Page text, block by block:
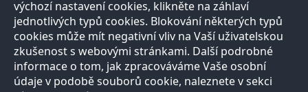
výchozí nastavení cookies, klikněte na záhlaví
jednotlivých typů cookies. Blokování některých typů
cookies může mít negativní vliv na Vaší uživatelskou
zkušenost s webovými stránkami. Další podrobné
informace o tom, jak zpracováváme Vaše osobní
údaje v podobě souborů cookie, naleznete v sekci